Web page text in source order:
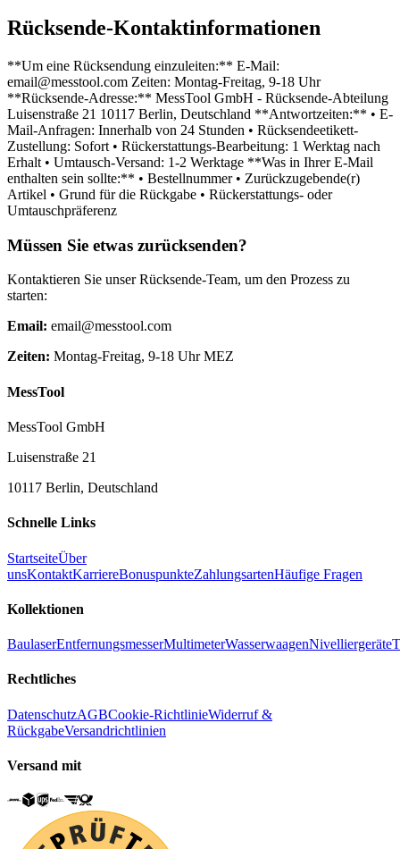
Rücksende-Kontaktinformationen
**Um eine Rücksendung einzuleiten:** E-Mail:
email@messtool.com Zeiten: Montag-Freitag, 9-18 Uhr
**Rücksende-Adresse:** MessTool GmbH - Rücksende-Abteilung
Luisenstraße 21 10117 Berlin, Deutschland **Antwortzeiten:** • E-
Mail-Anfragen: Innerhalb von 24 Stunden • Rücksendeetikett-
Zustellung: Sofort • Rückerstattungs-Bearbeitung: 1 Werktag nach
Erhalt • Umtausch-Versand: 1-2 Werktage **Was in Ihrer E-Mail
enthalten sein sollte:** • Bestellnummer • Zurückzugebende(r)
Artikel • Grund für die Rückgabe • Rückerstattungs- oder
Umtauschpräferenz
Müssen Sie etwas zurücksenden?
Kontaktieren Sie unser Rücksende-Team, um den Prozess zu
starten:
Email: email@messtool.com
Zeiten: Montag-Freitag, 9-18 Uhr MEZ
MessTool
MessTool GmbH
Luisenstraße 21
10117 Berlin, Deutschland
Schnelle Links
StartseiteÜber
unsKontaktKarriereBonuspunkteZahlungsartenHäufige Fragen
Kollektionen
BaulaserEntfernungsmesserMultimeterWasserwaagenNivelliergeräte
Rechtliches
DatenschutzAGBCookie-RichtlinieWiderruf &
RückgabeVersandrichtlinien
Versand mit